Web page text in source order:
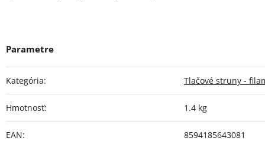
Kategória: Tlačové struny -
Hmotnosť: 1.4 kg
EAN: 8594185643081